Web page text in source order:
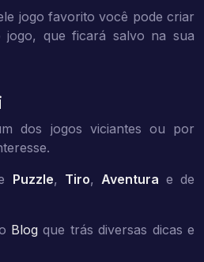
jogo favorito você pode criar
que ficará salvo na sua
dos jogos viciantes ou por
Puzzle, Tiro, Aventura e de
Blog que trás diversas dicas e